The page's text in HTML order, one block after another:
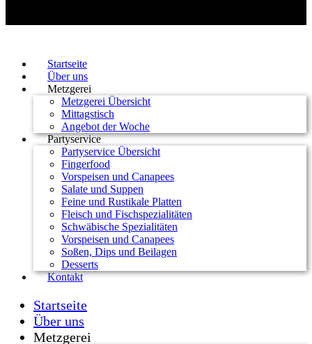
Startseite
Über uns
Metzgerei
Metzgerei Übersicht
Mittagstisch
Angebot der Woche
Partyservice
Partyservice Übersicht
Fingerfood
Vorspeisen und Canapees
Salate und Suppen
Feine und Rustikale Platten
Fleisch und Fischspezialitäten
Schwäbische Spezialitäten
Vorspeisen und Canapees
Soßen, Dips und Beilagen
Desserts
Kontakt
Startseite
Über uns
Metzgerei